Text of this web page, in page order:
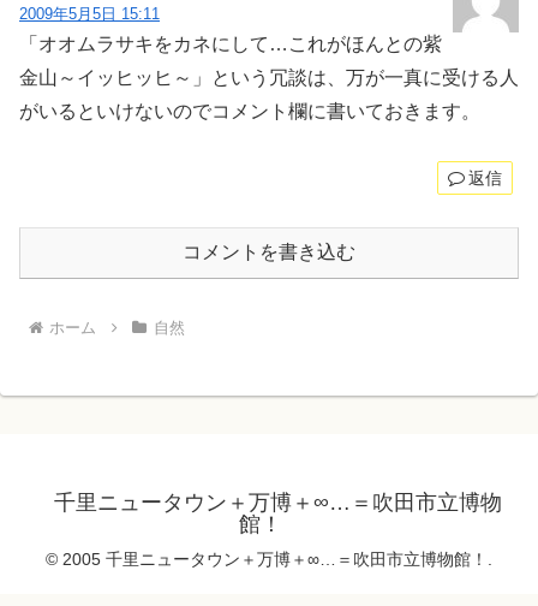
2009年5月5日 15:11
「オオムラサキをカネにして…これがほんとの紫
金山～イッヒッヒ～」という冗談は、万が一真に受ける人
がいるといけないのでコメント欄に書いておきます。
返信
コメントを書き込む
ホーム 自然
千里ニュータウン＋万博＋∞…＝吹田市立博物
館！
© 2005 千里ニュータウン＋万博＋∞…＝吹田市立博物館！.